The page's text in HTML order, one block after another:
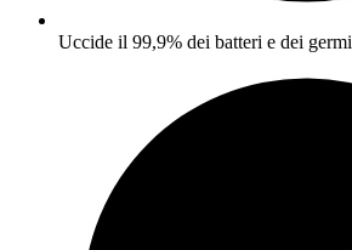
Uccide il 99,9% dei batteri e dei germi